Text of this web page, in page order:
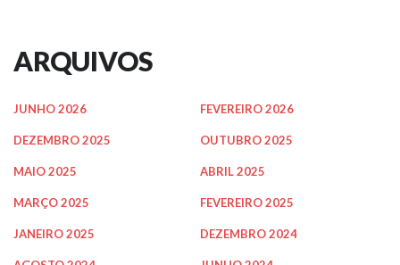
ARQUIVOS
JUNHO 2026 FEVEREIRO 2026
DEZEMBRO 2025 OUTUBRO 2025
MAIO 2025 ABRIL 2025
MARÇO 2025 FEVEREIRO 2025
JANEIRO 2025 DEZEMBRO 2024